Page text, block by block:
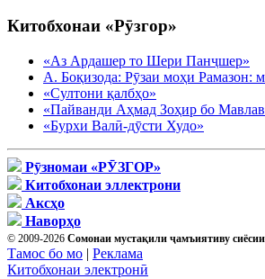
Китобхонаи «Рӯзгор»
«Аз Ардашер то Шери Панҷшер»
А. Боқизода: Рӯзаи моҳи Рамазон:
«Султони қалбҳо»
«Пайванди Аҳмад Зоҳир бо
«Бурхи Валӣ-дӯсти Худо»
Рӯзномаи «РӮЗГОР»
Китобхонаи эллектрони
Аксҳо
Наворҳо
© 2009-2026 Сомонаи мустақили ҷамъиятиву сиёсии
Тамос бо мо | Реклама
Китобхонаи электронӣ